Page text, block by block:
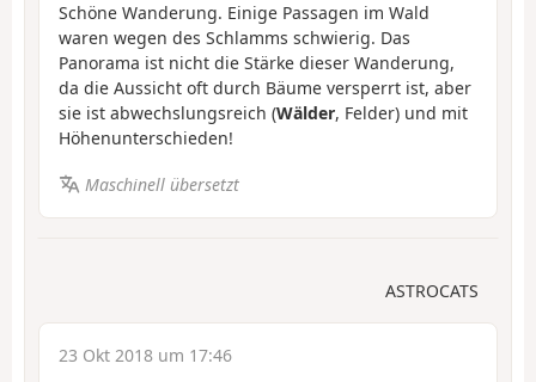
Schöne Wanderung. Einige Passagen im Wald
waren wegen des Schlamms schwierig. Das
Panorama ist nicht die Stärke dieser Wanderung,
da die Aussicht oft durch Bäume versperrt ist, aber
sie ist abwechslungsreich (Wälder, Felder) und mit
Höhenunterschieden!
Maschinell übersetzt
ASTROCATS
23 Okt 2018 um 17:46